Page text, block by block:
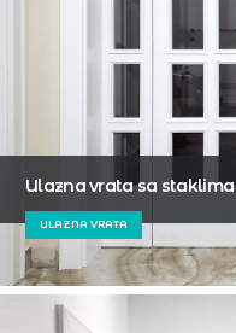
Ulazna vrata sa staklima
ULAZNA VRATA